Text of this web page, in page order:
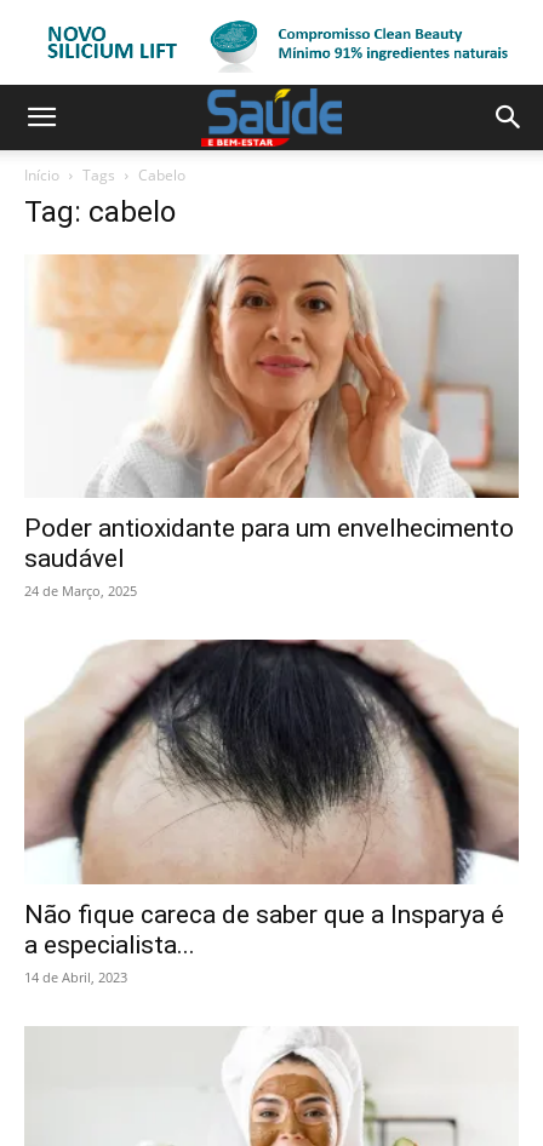
Início Tags Cabelo
Tag: cabelo
Poder antioxidante para um envelhecimento
saudável
24 de Março, 2025
Não fique careca de saber que a Insparya é
a especialista...
14 de Abril, 2023